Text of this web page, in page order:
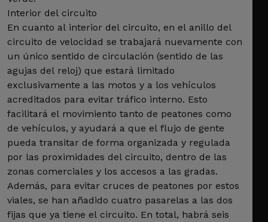
Interior del circuito
En cuanto al interior del circuito, en el anillo del
circuito de velocidad se trabajará nuevamente con
un único sentido de circulación (sentido de las
agujas del reloj) que estará limitado
exclusivamente a las motos y a los vehículos
acreditados para evitar tráfico interno. Esto
facilitará el movimiento tanto de peatones como
de vehículos, y ayudará a que el flujo de gente
pueda transitar de forma organizada y regulada
por las proximidades del circuito, dentro de las
zonas comerciales y los accesos a las gradas.
Además, para evitar cruces de peatones por estos
viales, se han añadido cuatro pasarelas a las dos
fijas que ya tiene el circuito. En total, habrá seis